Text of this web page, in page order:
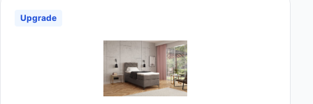
Upgrade